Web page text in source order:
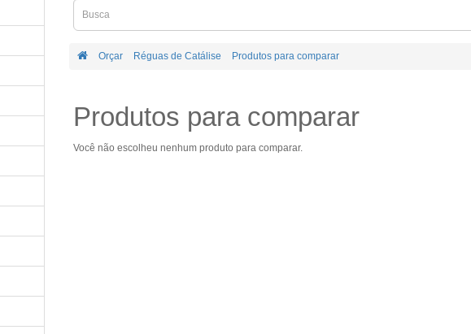
Orçar Réguas de Catálise Produtos para comparar
Produtos para comparar
Você não escolheu nenhum produto para comparar.